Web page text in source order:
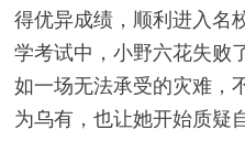
得优异成绩，顺利进入名
学考试中，小野六花失败
如一场无法承受的灾难，
为乌有，也让她开始质疑